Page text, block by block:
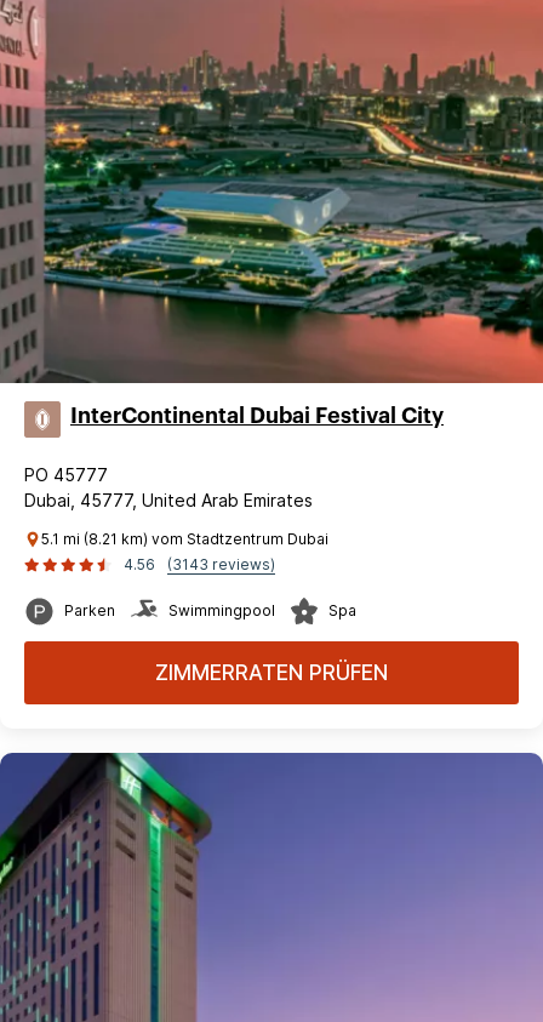
InterContinental Dubai Festival City
PO 45777
Dubai, 45777, United Arab Emirates
5.1 mi (8.21 km) vom Stadtzentrum Dubai
4.56
(3143 reviews)
Parken Swimmingpool Spa
ZIMMERRATEN PRÜFEN